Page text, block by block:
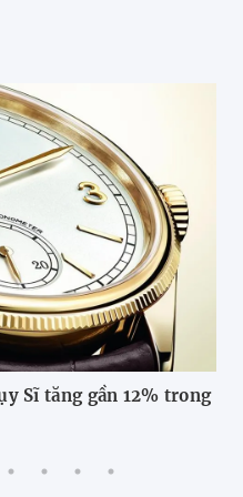
Sĩ tăng gần 12% trong